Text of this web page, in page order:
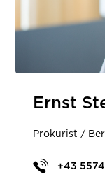
Ernst
Prokurist /
+43